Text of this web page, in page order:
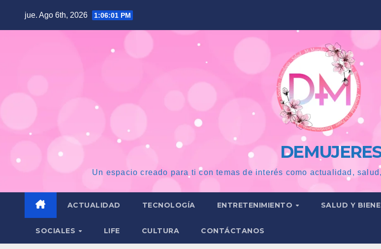
jue. Ago 6th, 2026 1:06:02 PM
DEMUJERES
Un espacio creado para ti con temas de interés como actualidad,
ACTUALIDAD TECNOLOGÍA ENTRETENIMIENTO SALUD Y
SOCIALES LIFE CULTURA CONTÁCTANOS